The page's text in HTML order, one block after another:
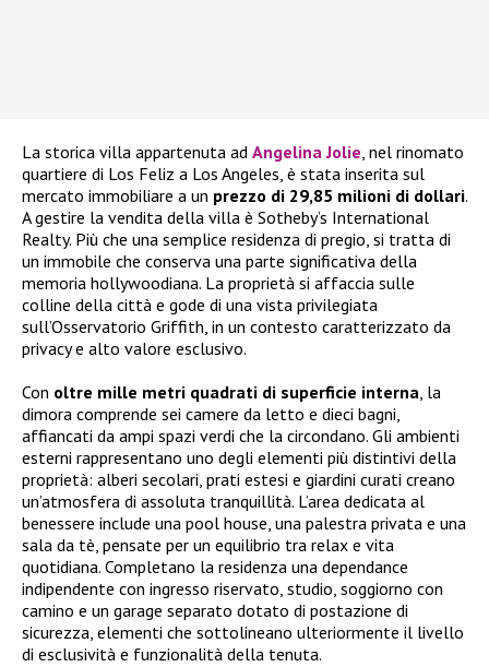
La storica villa appartenuta ad Angelina Jolie, nel rinomato
quartiere di Los Feliz a Los Angeles, è stata inserita sul
mercato immobiliare a un prezzo di 29,85 milioni di dollari.
A gestire la vendita della villa è Sotheby’s International
Realty. Più che una semplice residenza di pregio, si tratta di
un immobile che conserva una parte significativa della
memoria hollywoodiana. La proprietà si affaccia sulle
colline della città e gode di una vista privilegiata
sull’Osservatorio Griffith, in un contesto caratterizzato da
privacy e alto valore esclusivo.
Con oltre mille metri quadrati di superficie interna, la
dimora comprende sei camere da letto e dieci bagni,
affiancati da ampi spazi verdi che la circondano. Gli ambienti
esterni rappresentano uno degli elementi più distintivi della
proprietà: alberi secolari, prati estesi e giardini curati creano
un’atmosfera di assoluta tranquillità. L’area dedicata al
benessere include una pool house, una palestra privata e una
sala da tè, pensate per un equilibrio tra relax e vita
quotidiana. Completano la residenza una dependance
indipendente con ingresso riservato, studio, soggiorno con
camino e un garage separato dotato di postazione di
sicurezza, elementi che sottolineano ulteriormente il livello
di esclusività e funzionalità della tenuta.